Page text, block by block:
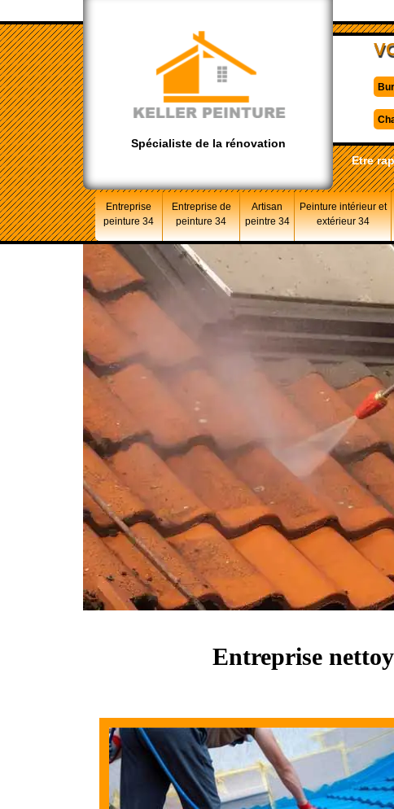
Spécialiste de la rénovation
Etre
Entreprise
peinture 34
Entreprise de
peinture 34
Artisan
peintre 34
Peinture intérieur et
extérieur 34
Entreprise